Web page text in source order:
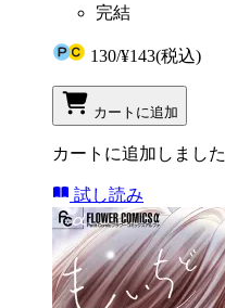
完結
130/¥143(税込)
カートに追加
カートに追加しました
試し読み